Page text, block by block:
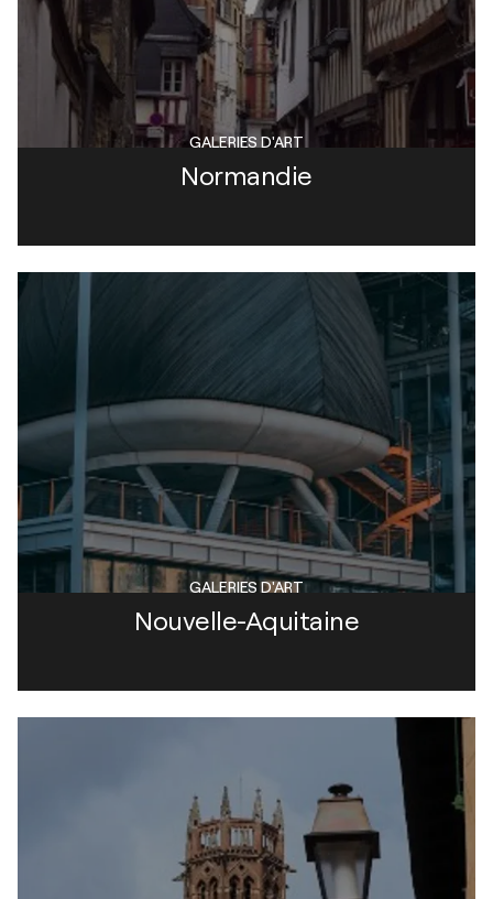
Normandie
GALERIES D'ART
Nouvelle-Aquitaine
GALERIES D'ART